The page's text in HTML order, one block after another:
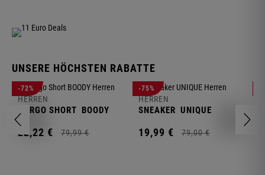
UNSERE HÖCHSTEN RABATTE
-72%
HERREN
CARGO SHORT BOODY
22,22 € 79,99 €
-75%
HERREN
SNEAKER UNIQUE
19,99 € 79,00 €